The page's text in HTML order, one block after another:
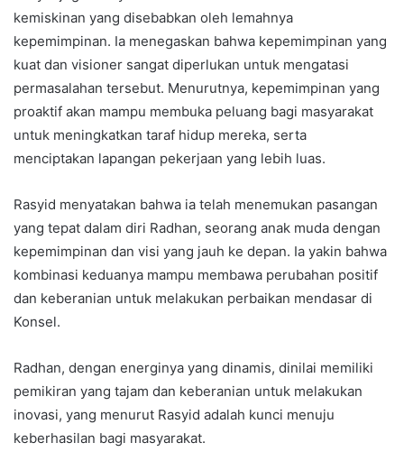
kemiskinan yang disebabkan oleh lemahnya
kepemimpinan. Ia menegaskan bahwa kepemimpinan yang
kuat dan visioner sangat diperlukan untuk mengatasi
permasalahan tersebut. Menurutnya, kepemimpinan yang
proaktif akan mampu membuka peluang bagi masyarakat
untuk meningkatkan taraf hidup mereka, serta
menciptakan lapangan pekerjaan yang lebih luas.
Rasyid menyatakan bahwa ia telah menemukan pasangan
yang tepat dalam diri Radhan, seorang anak muda dengan
kepemimpinan dan visi yang jauh ke depan. Ia yakin bahwa
kombinasi keduanya mampu membawa perubahan positif
dan keberanian untuk melakukan perbaikan mendasar di
Konsel.
Radhan, dengan energinya yang dinamis, dinilai memiliki
pemikiran yang tajam dan keberanian untuk melakukan
inovasi, yang menurut Rasyid adalah kunci menuju
keberhasilan bagi masyarakat.